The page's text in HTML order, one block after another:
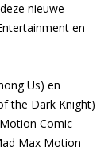
nieuwe
en
Us) en
the Dark Knight)
Comic
Max Motion